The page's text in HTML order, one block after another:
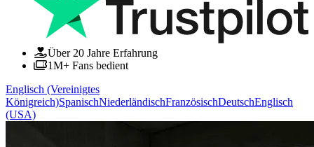
Über 20 Jahre Erfahrung
1M+ Fans bedient
Englisch (Vereinigtes
Königreich)SpanischNiederländischFranzösischDeutschEnglisch
(USA)